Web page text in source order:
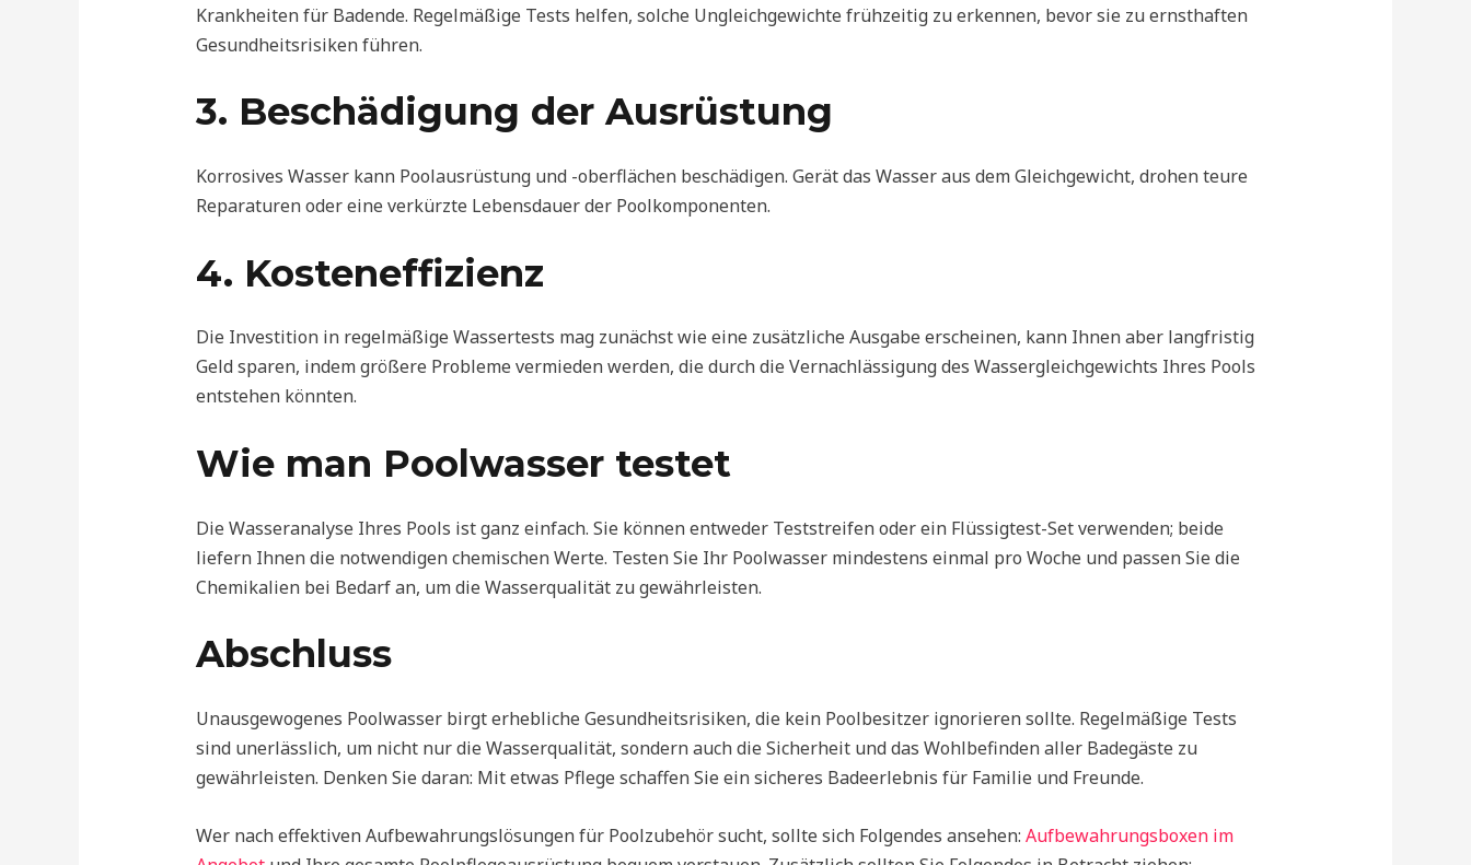
Krankheiten für Badende. Regelmäßige Tests helfen, solche Ungleichgewichte frühzeitig zu erkennen, bevor sie zu ernsthaften
Gesundheitsrisiken führen.
3. Beschädigung der Ausrüstung
Korrosives Wasser kann Poolausrüstung und -oberflächen beschädigen. Gerät das Wasser aus dem Gleichgewicht, drohen teure
Reparaturen oder eine verkürzte Lebensdauer der Poolkomponenten.
4. Kosteneffizienz
Die Investition in regelmäßige Wassertests mag zunächst wie eine zusätzliche Ausgabe erscheinen, kann Ihnen aber langfristig
Geld sparen, indem größere Probleme vermieden werden, die durch die Vernachlässigung des Wassergleichgewichts Ihres Pools
entstehen könnten.
Wie man Poolwasser testet
Die Wasseranalyse Ihres Pools ist ganz einfach. Sie können entweder Teststreifen oder ein Flüssigtest-Set verwenden; beide
liefern Ihnen die notwendigen chemischen Werte. Testen Sie Ihr Poolwasser mindestens einmal pro Woche und passen Sie die
Chemikalien bei Bedarf an, um die Wasserqualität zu gewährleisten.
Abschluss
Unausgewogenes Poolwasser birgt erhebliche Gesundheitsrisiken, die kein Poolbesitzer ignorieren sollte. Regelmäßige Tests
sind unerlässlich, um nicht nur die Wasserqualität, sondern auch die Sicherheit und das Wohlbefinden aller Badegäste zu
gewährleisten. Denken Sie daran: Mit etwas Pflege schaffen Sie ein sicheres Badeerlebnis für Familie und Freunde.
Wer nach effektiven Aufbewahrungslösungen für Poolzubehör sucht, sollte sich Folgendes ansehen: Aufbewahrungsboxen im